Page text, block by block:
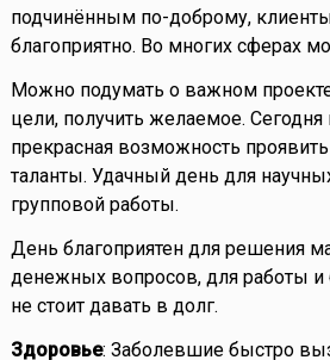
подчинённым по-доброму,
благоприятно. Во многих сферах
Можно подумать о важном
цели, получить желаемое. Сегодня
прекрасная возможность
таланты. Удачный день для
групповой работы.
День благоприятен для решения
денежных вопросов, для работы и
не стоит давать в долг.
Здоровье: Заболевшие быстро